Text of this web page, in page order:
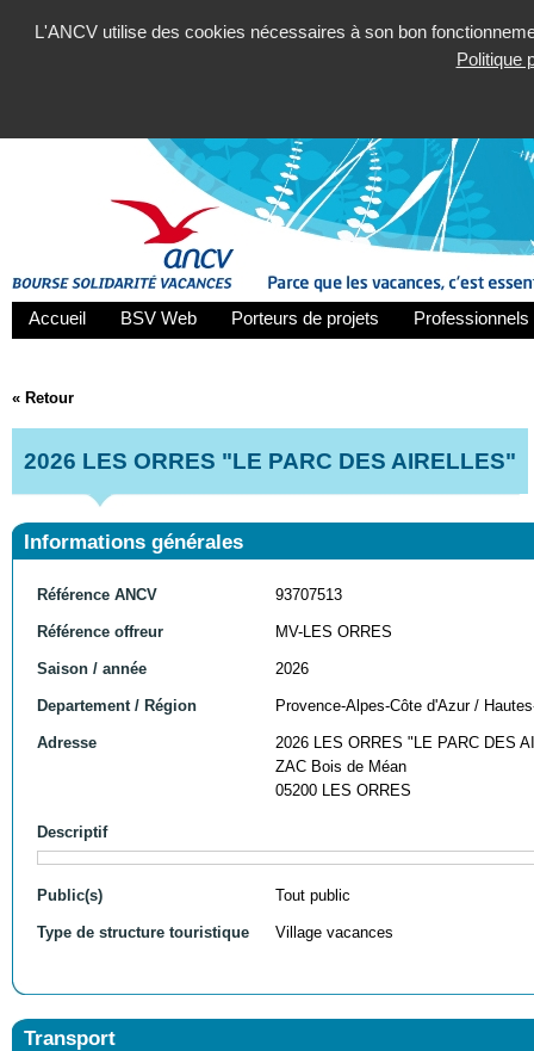
L'ANCV utilise des cookies nécessaires à son bon
Politique
Accueil BSV Web Porteurs de projets
« Retour
2026 LES ORRES "LE PARC DES AIRELLES"
Informations générales
Référence ANCV 93707513
Référence offreur MV-LES ORRES
Saison / année 2026
Departement / Région Provence-Alpes-Côte d'Azur /
Adresse
2026 LES ORRES "LE PARC DES
ZAC Bois de Méan
05200 LES ORRES
Descriptif
Public(s) Tout public
Type de structure touristique Village vacances
Transport